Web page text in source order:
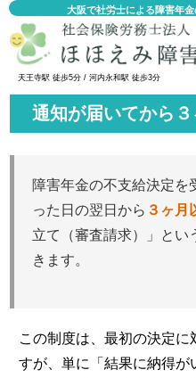
大阪で社労士による障害年
天王寺駅 徒歩5分 / 河内永和駅 徒歩3分
通知が届いてから
障害年金の不支給決定を
った日の翌日から ３ヶ月
立て（審査請求）」とい
きます。
この制度は、最初の決定
すが、単に「結果に納得